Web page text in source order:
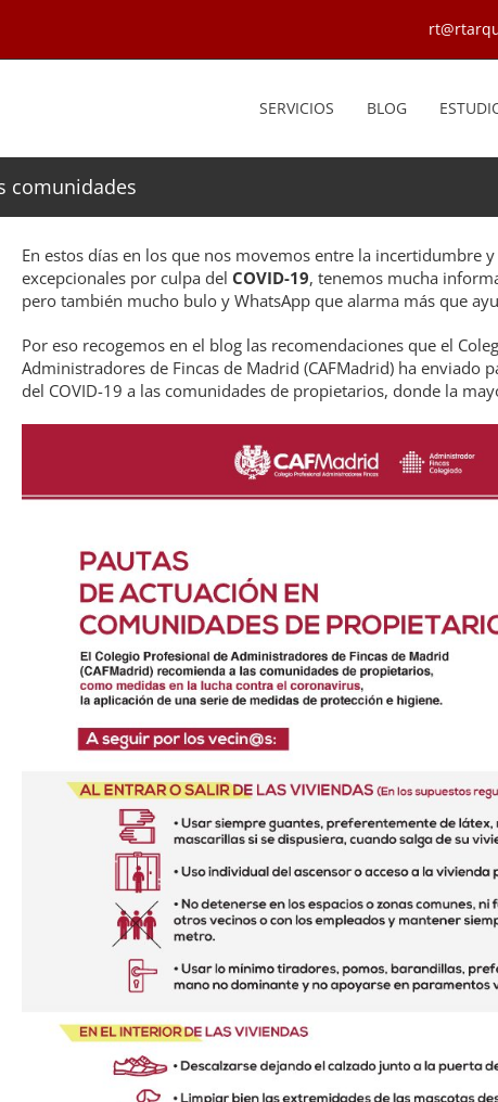
SERVICIOS BLOG
comunidades
En estos días en los que nos movemos entre la incertidumbre
excepcionales por culpa del COVID-19, tenemos mucha
pero también mucho bulo y WhatsApp que alarma más que
Por eso recogemos en el blog las recomendaciones que el
Administradores de Fincas de Madrid (CAFMadrid) ha enviado
del COVID-19 a las comunidades de propietarios, donde la